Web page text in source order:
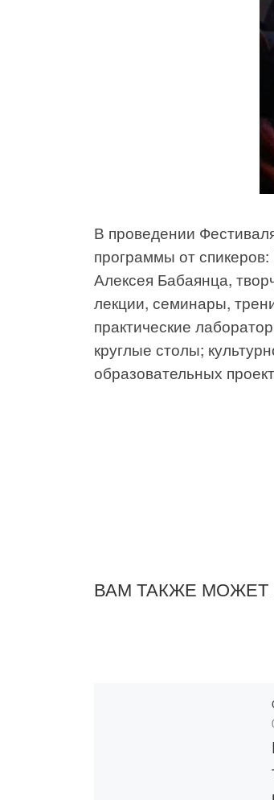
В проведении
программы от
Алексея Бабаянца,
лекции, семинары,
практические
круглые столы;
образовательных
ВАМ ТАКЖЕ МОЖЕТ